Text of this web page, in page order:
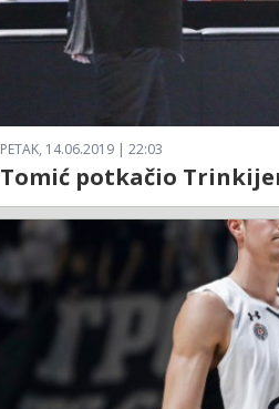
PETAK, 14.06.2019 | 22:03
Tomić potkačio